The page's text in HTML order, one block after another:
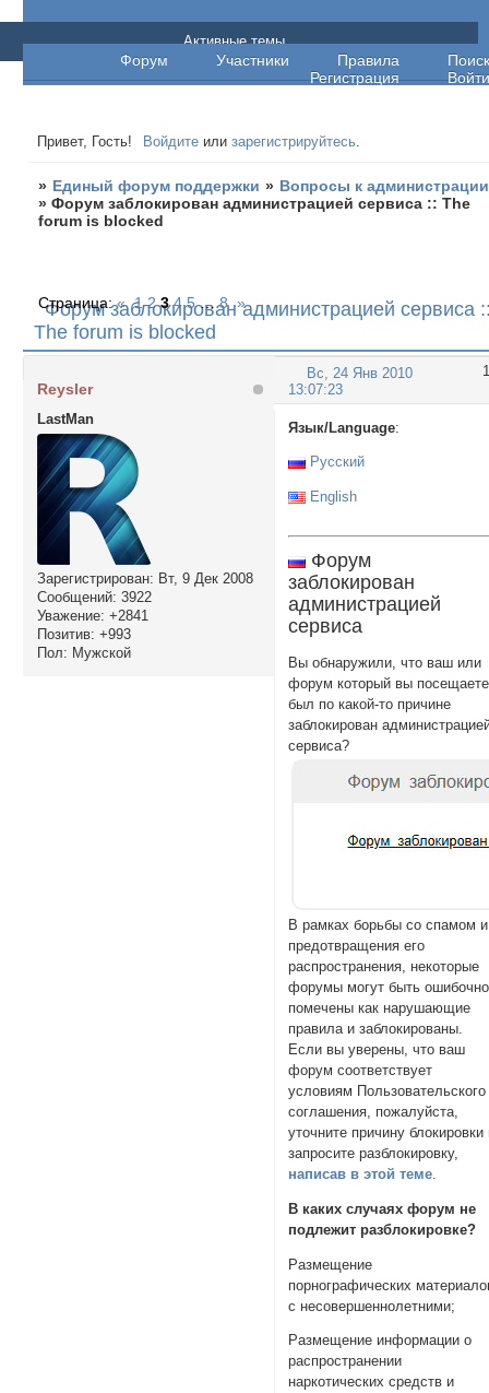
Единый форум поддержки
Форум Участники Правила
Поиск
Регистрация
Войти
Активные темы
Привет, Гость! Войдите илизарегистрируйтесь.
» Единый форум поддержки » Вопросы к администрации
»Форум заблокирован администрацией сервиса :: The
forum is blocked
Форум заблокирован администрацией сервиса
The forum is blocked
Страница:« 1 2 3 4 5 … 8 »
1
Вс, 24 Янв 2010
13:07:23
Reysler
LastMan
Зарегистрирован: Вт, 9 Дек 2008
Сообщений: 3922
Уважение: +2841
Позитив: +993
Пол: Мужской
Язык/Language:
Русский
English
Форум
заблокирован
администрацией
сервиса
Вы обнаружили, что ваш или
форум который вы посещаете
был по какой-то причине
заблокирован
сервиса?
В рамках борьбы со спамом и
предотвращения его
распространения, некоторые
форумы могут быть ошибочно
помечены как нарушающие
правила и заблокированы.
Если вы уверены, что ваш
форум соответствует
условиям Пользовательского
соглашения, пожалуйста,
уточните причину блокировки
запросите разблокировку,
написав в этой теме.
В каких случаях форум не
подлежит разблокировке?
Размещение
порнографических
с несовершеннолетними;
Размещение информации о
распространении
наркотических средств и